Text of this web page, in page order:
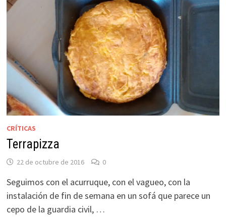
CRÍTICAS
Terrapizza
22 de octubre de 2016 0
Seguimos con el acurruque, con el vagueo, con la
instalación de fin de semana en un sofá que parece un
cepo de la guardia civil, …